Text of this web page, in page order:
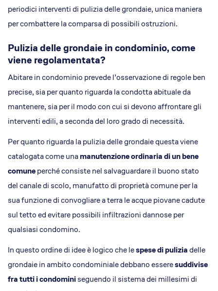
periodici interventi di pulizia delle grondaie, unica maniera
per combattere la comparsa di possibili ostruzioni.
Pulizia delle grondaie in condominio, come
viene regolamentata?
Abitare in condominio prevede l’osservazione di regole ben
precise, sia per quanto riguarda la condotta abituale da
mantenere, sia per il modo con cui si devono affrontare gli
interventi edili, a seconda del loro grado di necessità.
Per quanto riguarda la pulizia delle grondaie questa viene
catalogata come unamanutenzione ordinaria di un bene
comuneperché consiste nel salvaguardare il buono stato
del canale di scolo, manufatto di proprietà comune per la
sua funzione di convogliare a terra le acque piovane cadute
sul tetto ed evitare possibili infiltrazioni dannose per
qualsiasi condomino.
In questo ordine di idee è logico che lespese di puliziadelle
grondaie in ambito condominiale debbano esseresuddivise
fra tutti i condominiseguendo il sistema dei millesimi di